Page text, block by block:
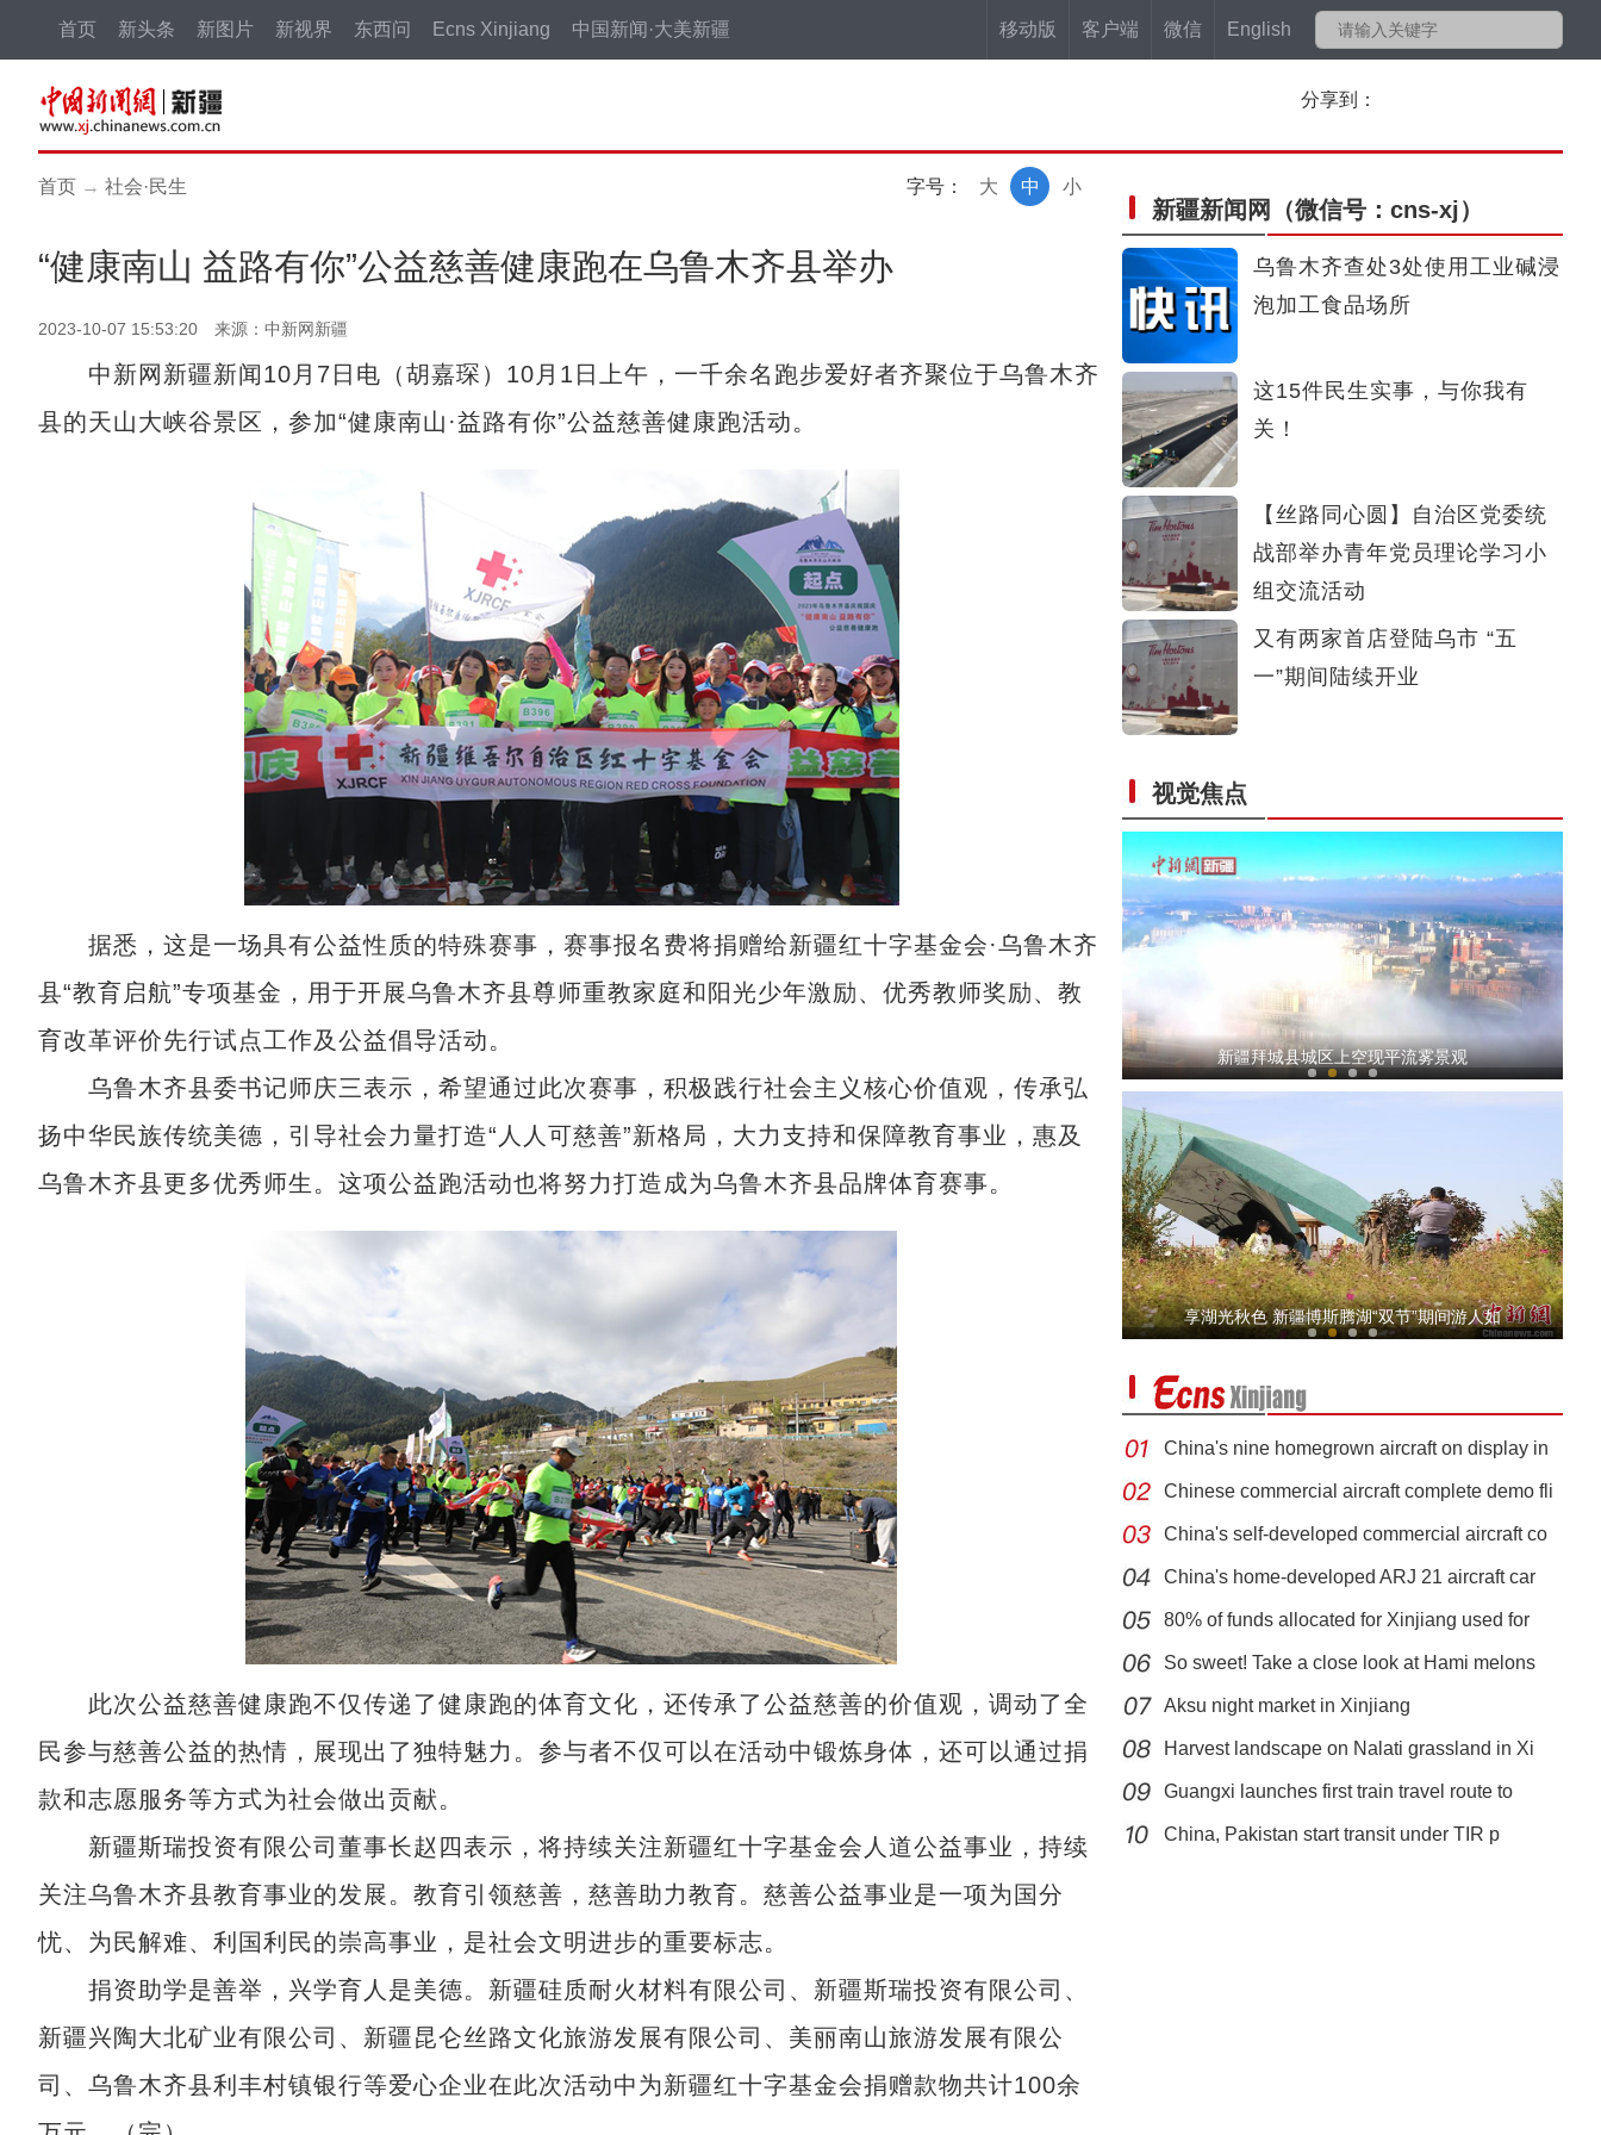
移动版 客户端 微信 English
首页 新头条 新图片 新视界 东西问 Ecns Xinjiang 中国新闻·大美新疆
分享到：
首页 → 社会·民生 字号： 小
中
大
“健康南山 益路有你”公益慈善健康跑在乌鲁木齐县举办
2023-10-07 15:53:20 来源：中新网新疆
中新网新疆新闻10月7日电（胡嘉琛）10月1日上午，一千余名跑步爱好者齐聚位于乌鲁木齐
县的天山大峡谷景区，参加“健康南山·益路有你”公益慈善健康跑活动。
据悉，这是一场具有公益性质的特殊赛事，赛事报名费将捐赠给新疆红十字基金会·乌鲁木齐
县“教育启航”专项基金，用于开展乌鲁木齐县尊师重教家庭和阳光少年激励、优秀教师奖励、教
育改革评价先行试点工作及公益倡导活动。
乌鲁木齐县委书记师庆三表示，希望通过此次赛事，积极践行社会主义核心价值观，传承弘
扬中华民族传统美德，引导社会力量打造“人人可慈善”新格局，大力支持和保障教育事业，惠及
乌鲁木齐县更多优秀师生。这项公益跑活动也将努力打造成为乌鲁木齐县品牌体育赛事。
此次公益慈善健康跑不仅传递了健康跑的体育文化，还传承了公益慈善的价值观，调动了全
民参与慈善公益的热情，展现出了独特魅力。参与者不仅可以在活动中锻炼身体，还可以通过捐
款和志愿服务等方式为社会做出贡献。
新疆斯瑞投资有限公司董事长赵四表示，将持续关注新疆红十字基金会人道公益事业，持续
关注乌鲁木齐县教育事业的发展。教育引领慈善，慈善助力教育。慈善公益事业是一项为国分
忧、为民解难、利国利民的崇高事业，是社会文明进步的重要标志。
捐资助学是善举，兴学育人是美德。新疆硅质耐火材料有限公司、新疆斯瑞投资有限公司、
新疆兴陶大北矿业有限公司、新疆昆仑丝路文化旅游发展有限公司、美丽南山旅游发展有限公
司、乌鲁木齐县利丰村镇银行等爱心企业在此次活动中为新疆红十字基金会捐赠款物共计100余
新疆新闻网 （微信号：cns-xj）
乌鲁木齐查处3处使用工业碱浸
泡加工食品场所
这15件民生实事，与你我有
关！
【丝路同心圆】自治区党委统
战部举办青年党员理论学习小
组交流活动
又有两家首店登陆乌市 “五
一”期间陆续开业
视觉焦点
库车市“拯救老屋行动-古民居修缮”启动
新疆喀什古城日接待游客预计超五万人次
新疆拜城县城区上空现平流雾景观
实拍新疆南部沙漠腹地的湖泊
新疆喀什古城日接待游客预计超五万人次
享湖光秋色 新疆博斯腾湖“双节”期间游人如
China's nine homegrown aircraft on display in
Chinese commercial aircraft complete demo fli
China's self-developed commercial aircraft co
China's home-developed ARJ 21 aircraft car
80% of funds allocated for Xinjiang used for
So sweet! Take a close look at Hami melons
Aksu night market in Xinjiang
Harvest landscape on Nalati grassland in Xi
Guangxi launches first train travel route to
China, Pakistan start transit under TIR p